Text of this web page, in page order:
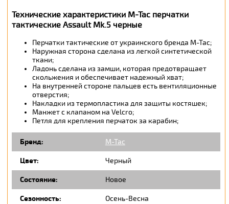
Технические характеристики M-Tac перчатки
тактические Assault Mk.5 черные
Перчатки тактические от украинского бренда М-Тас;
Наружная сторона сделана из легкой синтетической
ткани;
Ладонь сделана из замши, которая предотвращает
скольжения и обеспечивает надежный хват;
На внутренней стороне пальцев есть вентиляционные
отверстия;
Накладки из термопластика для защиты костяшек;
Манжет с клапаном на Velcro;
Петля для крепления перчаток за карабин;
Бренд: M-Tac
Цвет: Черный
Состояние: Новое
Сезонность: Осень-Весна